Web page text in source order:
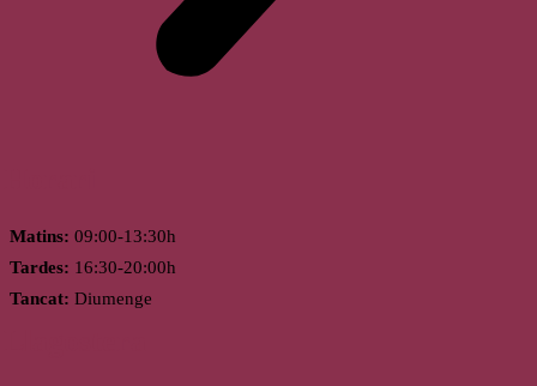
Matins: 09:00-13:30h
Tardes: 16:30-20:00h
Tancat: Diumenge